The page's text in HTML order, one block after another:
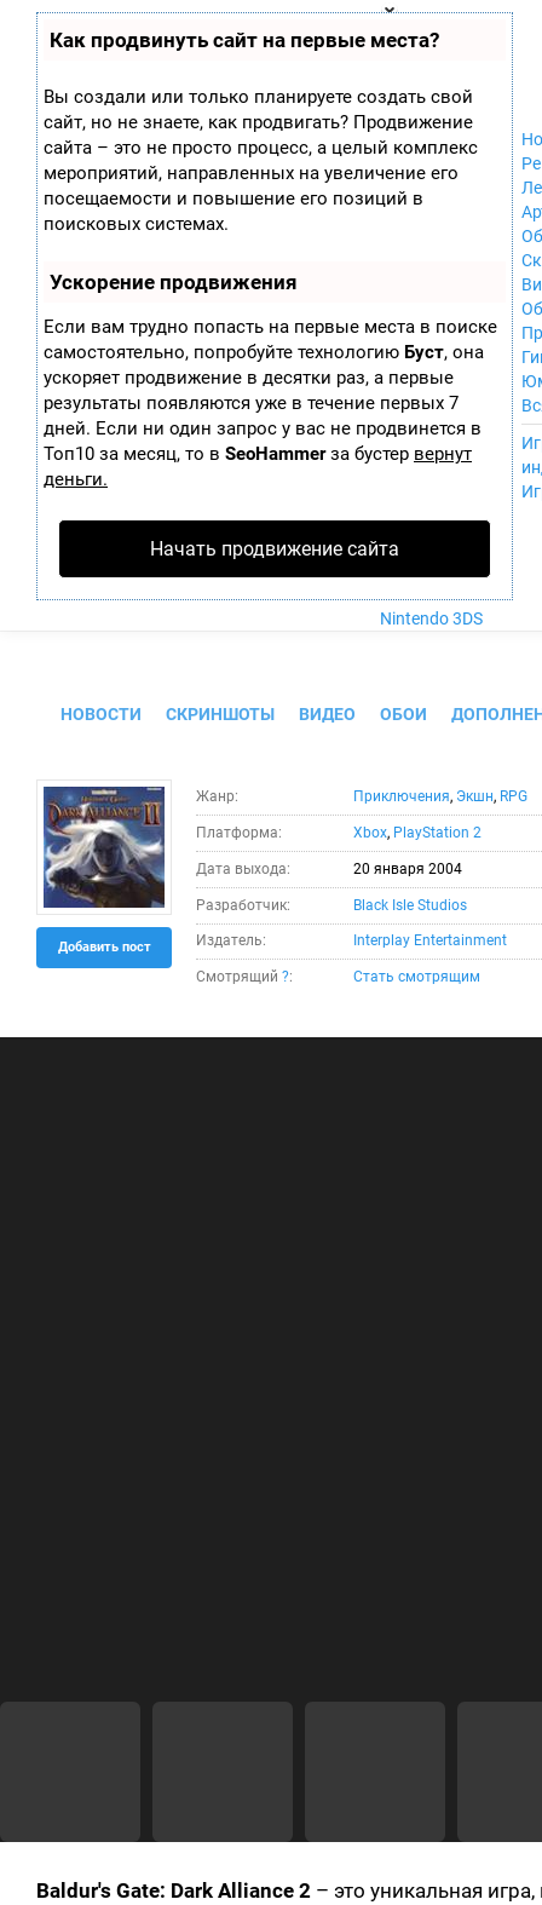
Как продвинуть сайт на первые места?
Вы создали или только планируете создать свой
сайт, но не знаете, как продвигать? Продвижение
сайта – это не просто процесс, а целый комплекс
мероприятий, направленных на увеличение его
посещаемости и повышение его позиций в
поисковых системах.
Ускорение продвижения
Если вам трудно попасть на первые места в поиске
самостоятельно, попробуйте технологию Буст, она
ускоряет продвижение в десятки раз, а первые
результаты появляются уже в течение первых 7
дней. Если ни один запрос у вас не продвинется в
Топ10 за месяц, то в SeoHammerза бустер вернут
деньги.
Начать продвижение сайта
играх
ла
ор
м
ы
Xbox 360
Nintendo Wii
Nintendo
GameCube
PlayStation
PlayStation 2
Portable
Nintendo DS
Android
iOS
MacOS
Sega Mega Drive
Mobile
Nintendo Wii U
Nintendo 3DS
НОВОСТИ СКРИНШОТЫ ВИДЕО ОБОИ
Жанр: Приключения, Экшн, RPG
Платформа: Xbox, PlayStation 2
Дата выхода: 20 января 2004
Разработчик: Black Isle Studios
Издатель: Interplay Entertainment
Смотрящий ?: Стать смотрящим
Добавить пост
Baldur's Gate: Dark Alliance 2 – это уникальная